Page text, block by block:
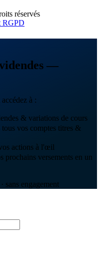
réservés
RGPD
—
à :
& variations de cours
tous vos comptes titres &
actions à l'œil
prochains versements en un
sans engagement